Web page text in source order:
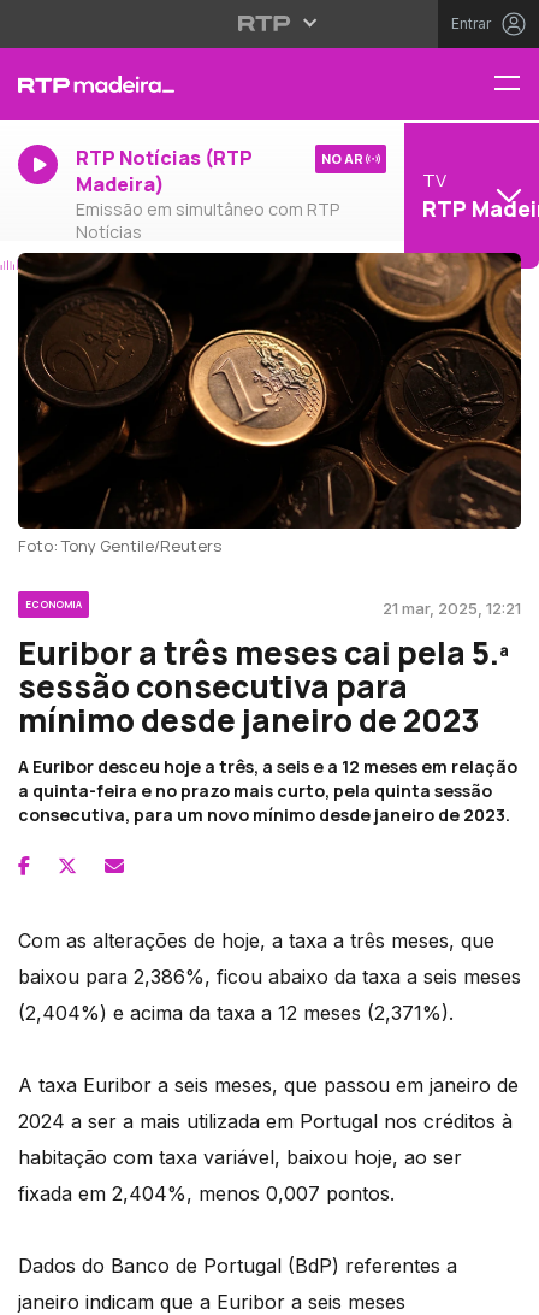
Entrar
RTP Notícias (RTP
Madeira)
Emissão em simultâneo com RTP
Notícias
NO AR
TV
RTP
Foto: Tony Gentile/Reuters
ECONOMIA 21 mar, 2025, 12:21
Euribor a três meses cai pela 5.ª
sessão consecutiva para
mínimo desde janeiro de 2023
A Euribor desceu hoje a três, a seis e a 12 meses em relação
a quinta-feira e no prazo mais curto, pela quinta sessão
consecutiva, para um novo mínimo desde janeiro de 2023.
Com as alterações de hoje, a taxa a três meses, que
baixou para 2,386%, ficou abaixo da taxa a seis meses
(2,404%) e acima da taxa a 12 meses (2,371%).
A taxa Euribor a seis meses, que passou em janeiro de
2024 a ser a mais utilizada em Portugal nos créditos à
habitação com taxa variável, baixou hoje, ao ser
fixada em 2,404%, menos 0,007 pontos.
Dados do Banco de Portugal (BdP) referentes a
janeiro indicam que a Euribor a seis meses